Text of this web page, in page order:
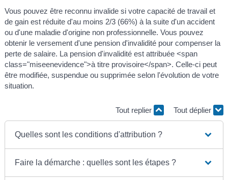
Vous pouvez être reconnu invalide si votre capacité de travail et
de gain est réduite d'au moins 2/3 (66%) à la suite d'un accident
ou d'une maladie d'origine non professionnelle. Vous pouvez
obtenir le versement d'une pension d'invalidité pour compenser la
perte de salaire. La pension d'invalidité est attribuée <span
class="miseenevidence">à titre provisoire</span>. Celle-ci peut
être modifiée, suspendue ou supprimée selon l'évolution de votre
situation.
Tout replier Tout déplier
Quelles sont les conditions d'attribution ?
Faire la démarche : quelles sont les étapes ?